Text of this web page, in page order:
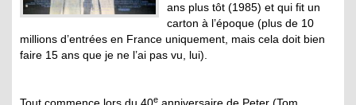
ans plus tôt (1985) et qui fit un
carton à l’époque (plus de 10
millions d’entrées en France uniquement, mais cela doit bien
faire 15 ans que je ne l’ai pas vu, lui).
e